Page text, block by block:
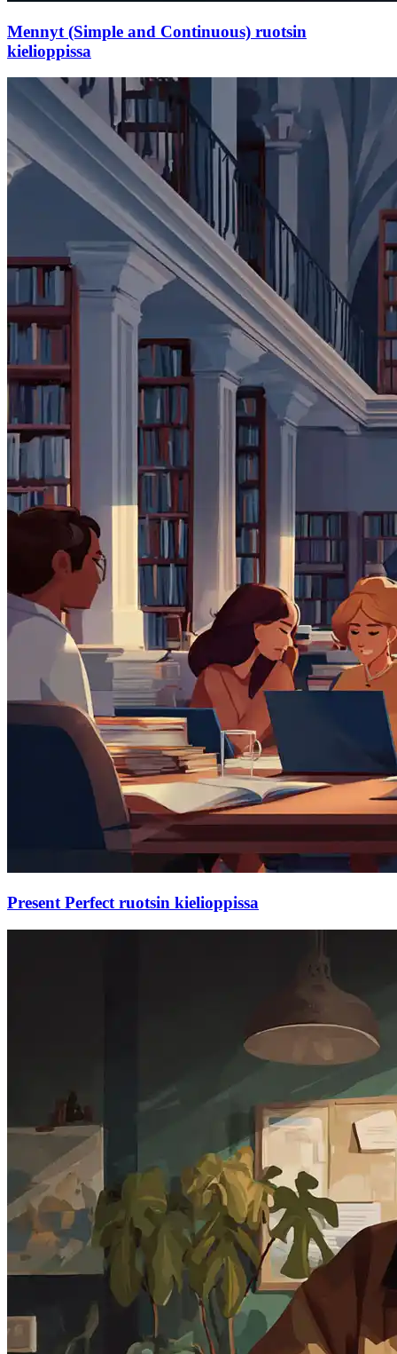
Mennyt (Simple and Continuous) ruotsin
kielioppissa
Present Perfect ruotsin kielioppissa